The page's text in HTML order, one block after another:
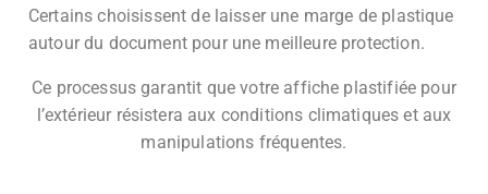
Certains choisissent de laisser une marge de plastique
autour du document pour une meilleure protection.
Ce processus garantit que votre affiche plastifiée pour
l’extérieur résistera aux conditions climatiques et aux
manipulations fréquentes.